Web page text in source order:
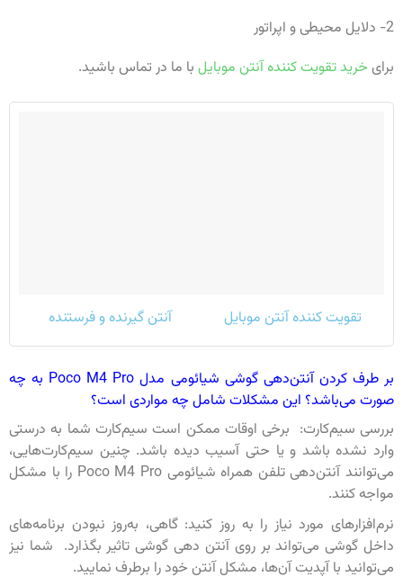
2- دلایل محیطی و اپراتور
برای خرید تقویت کننده آنتن موبایل با ما در تماس باشید.
تقویت کننده آنتن موبایل آنتن گیرنده و فرستنده
بر طرف کردن آنتن‌دهی گوشی شیائومی مدل Poco M4 Pro به چه
صورت می‌باشد؟ این مشکلات شامل چه مواردی است؟
بررسی سیم‌کارت: برخی اوقات ممکن است سیم‌کارت شما به درستی
وارد نشده باشد و یا حتی آسیب دیده باشد. چنین سیم‌کارت‌هایی،
می‌توانند آنتن‌دهی تلفن همراه شیائومی Poco M4 Pro را با مشکل
مواجه کنند.
نرم‌افزارهای مورد نیاز را به روز کنید: گاهی، به‌روز نبودن برنامه‌های
داخل گوشی می‌تواند بر روی آنتن دهی گوشی تاثیر بگذارد. شما نیز
می‌توانید با آپدیت آن‌ها، مشکل آنتن خود را برطرف نمایید.